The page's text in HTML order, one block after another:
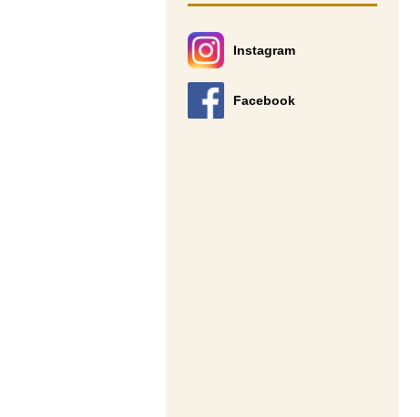
Instagram
別のウィンドウで開きます。
Facebook
別のウィンドウで開きます。